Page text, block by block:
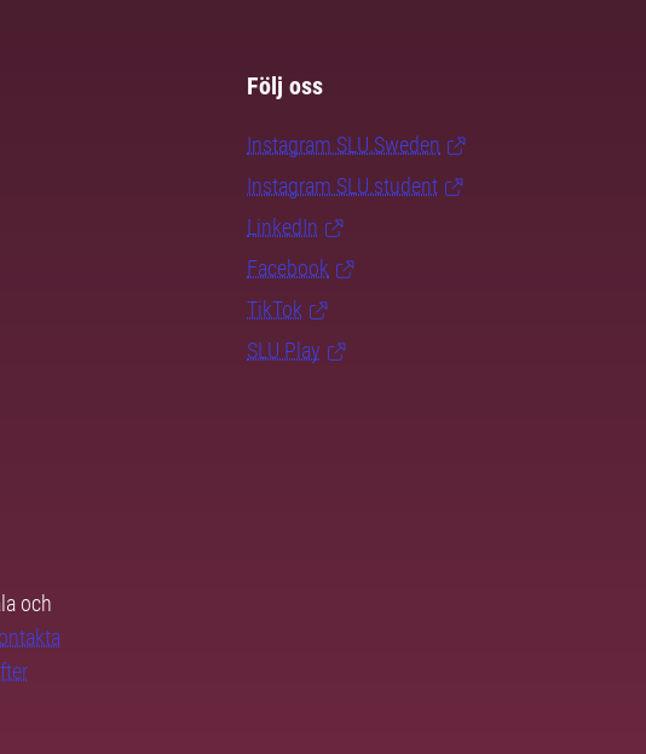
Följ oss
Instagram SLU.Sweden
Instagram SLU.student
LinkedIn
Facebook
TikTok
SLU Play
och